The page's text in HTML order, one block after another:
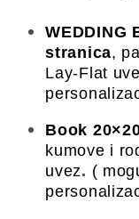
WEDDING
stranica,
Lay-Flat
Book
kumove i
uvez. (